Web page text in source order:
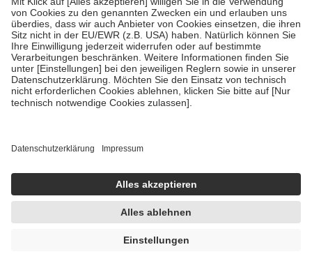
fallenkeine Zuzahlungenan bei:
• Kindern und Jugendlichen bis zum vollendeten 18. Lebensjahr
mit Ausnahme der Fahrkosten
• Untersuchungen zur Vorsorge und Früherkennung, die von der
GKV getragen werden
• empfohlenen Schutzimpfungen
• Harn- und Blutteststreifen
getroffen, um sicherzustellen, dass es sich um echte Bewertungen
https://help.etrusted.com/hc/de/articles/4419944605341
Einige Bilder und Inhalte wurden unter Zuhilfenahme künstlicher